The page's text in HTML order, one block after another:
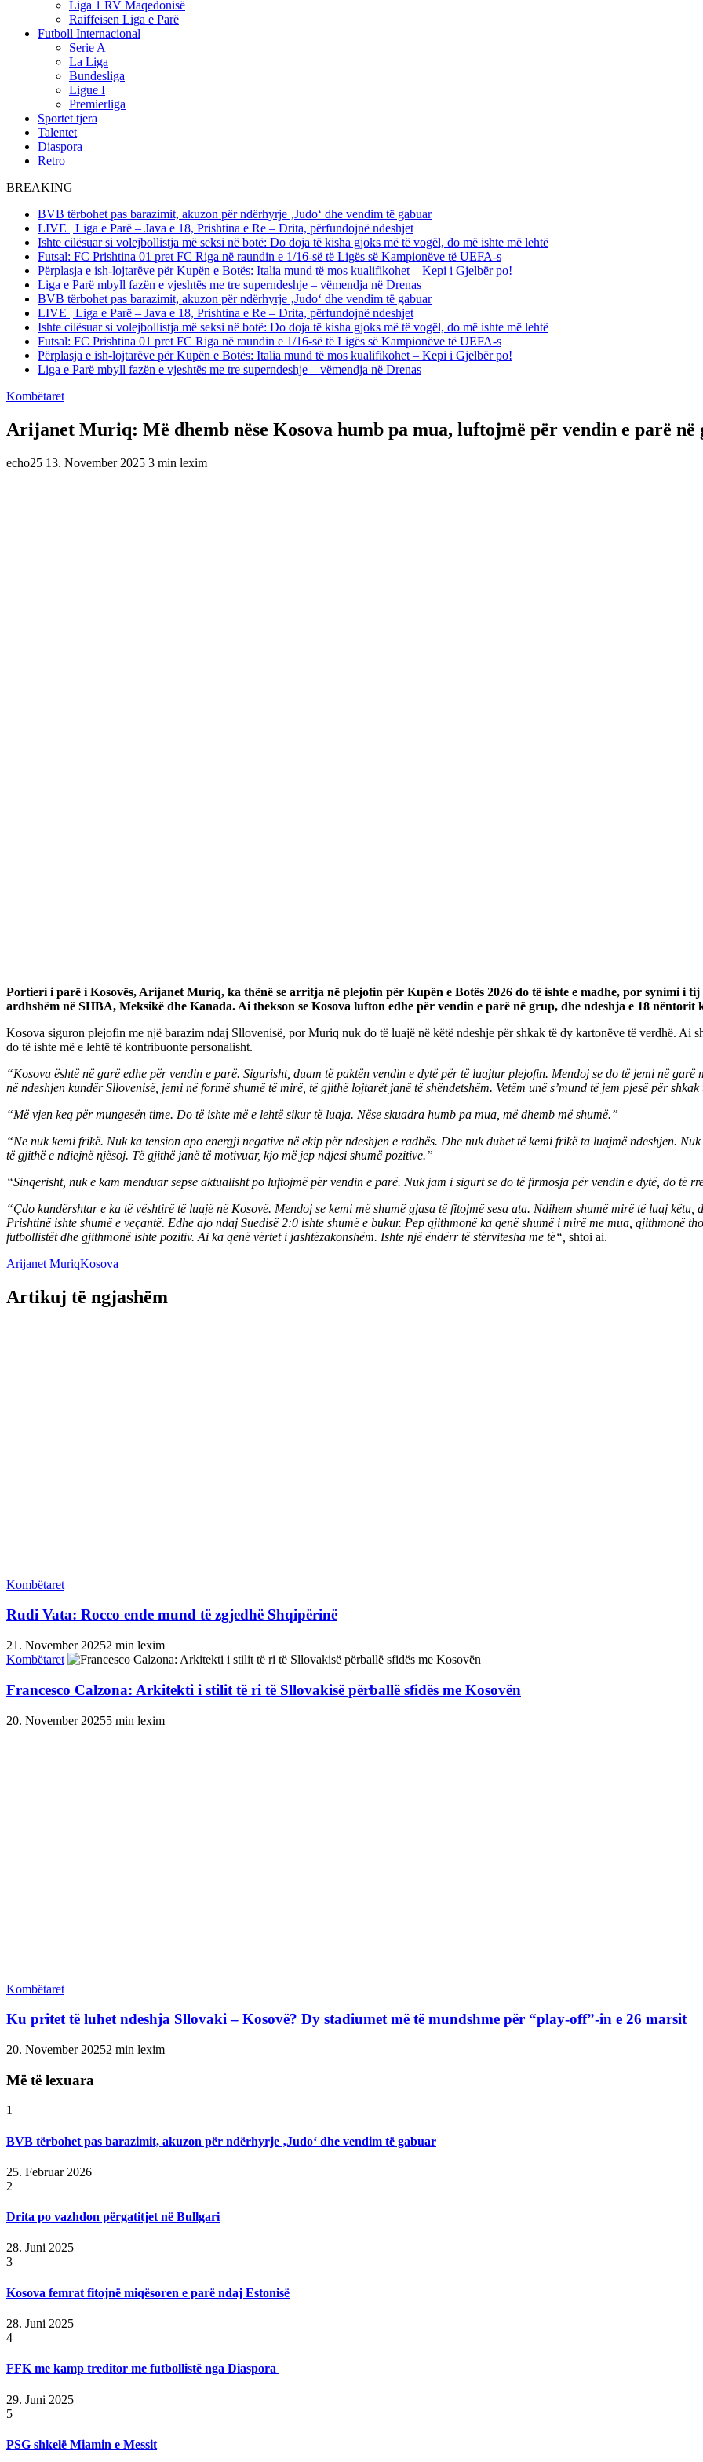
Liga 1 RV Maqedonisë
Raiffeisen Liga e Parë
Futboll Internacional
Serie A
La Liga
Bundesliga
Ligue I
Premierliga
Sportet tjera
Talentet
Diaspora
Retro
BREAKING
BVB tërbohet pas barazimit, akuzon për ndërhyrje ‚Judo‘ dhe vendim të gabuar
LIVE | Liga e Parë – Java e 18, Prishtina e Re – Drita, përfundojnë ndeshjet
Ishte cilësuar si volejbollistja më seksi në botë: Do doja të kisha gjoks më të vogël, do më ishte më lehtë
Futsal: FC Prishtina 01 pret FC Riga në raundin e 1/16-së të Ligës së Kampionëve të UEFA-s
Përplasja e ish-lojtarëve për Kupën e Botës: Italia mund të mos kualifikohet – Kepi i Gjelbër po!
Liga e Parë mbyll fazën e vjeshtës me tre superndeshje – vëmendja në Drenas
BVB tërbohet pas barazimit, akuzon për ndërhyrje ‚Judo‘ dhe vendim të gabuar
LIVE | Liga e Parë – Java e 18, Prishtina e Re – Drita, përfundojnë ndeshjet
Ishte cilësuar si volejbollistja më seksi në botë: Do doja të kisha gjoks më të vogël, do më ishte më lehtë
Futsal: FC Prishtina 01 pret FC Riga në raundin e 1/16-së të Ligës së Kampionëve të UEFA-s
Përplasja e ish-lojtarëve për Kupën e Botës: Italia mund të mos kualifikohet – Kepi i Gjelbër po!
Liga e Parë mbyll fazën e vjeshtës me tre superndeshje – vëmendja në Drenas
Kombëtaret
Arijanet Muriq: Më dhemb nëse Kosova humb pa mua, luftojmë për vendin e parë në
echo25 13. November 2025 3 min lexim
Portieri i parë i Kosovës, Arijanet Muriq, ka thënë se arritja në plejofin për Kupën e Botës 2026 do të ishte e madhe, por synimi i
ardhshëm në SHBA, Meksikë dhe Kanada. Ai thekson se Kosova lufton edhe për vendin e parë në grup, dhe ndeshja e 18
Kosova siguron plejofin me një barazim ndaj Sllovenisë, por Muriq nuk do të luajë në këtë ndeshje për shkak të dy kartonëve të verdhë. Ai
do të ishte më e lehtë të kontribuonte personalisht.
“Kosova është në garë edhe për vendin e parë. Sigurisht, duam të paktën vendin e dytë për të luajtur plejofin. Mendoj se do të jemi në
në ndeshjen kundër Sllovenisë, jemi në formë shumë të mirë, të gjithë lojtarët janë të shëndetshëm. Vetëm unë s’mund të jem pjesë për
“Më vjen keq për mungesën time. Do të ishte më e lehtë sikur të luaja. Nëse skuadra humb pa mua, më dhemb më shumë.”
“Ne nuk kemi frikë. Nuk ka tension apo energji negative në ekip për ndeshjen e radhës. Dhe nuk duhet të kemi frikë ta luajmë ndeshjen.
të gjithë e ndiejnë njësoj. Të gjithë janë të motivuar, kjo më jep ndjesi shumë pozitive.”
“Sinqerisht, nuk e kam menduar sepse aktualisht po luftojmë për vendin e parë. Nuk jam i sigurt se do të firmosja për vendin e dytë, do të
“Çdo kundërshtar e ka të vështirë të luajë në Kosovë. Mendoj se kemi më shumë gjasa të fitojmë sesa ata. Ndihem shumë mirë të luaj
Prishtinë ishte shumë e veçantë. Edhe ajo ndaj Suedisë 2:0 ishte shumë e bukur. Pep gjithmonë ka qenë shumë i mirë me mua, gjithmonë
futbollistët dhe gjithmonë ishte pozitiv. Ai ka qenë vërtet i jashtëzakonshëm. Ishte një ëndërr të stërvitesha me të“, shtoi ai.
Arijanet MuriqKosova
Artikuj të ngjashëm
Kombëtaret
Rudi Vata: Rocco ende mund të zgjedhë Shqipërinë
21. November 20252 min lexim
Kombëtaret
Francesco Calzona: Arkitekti i stilit të ri të Sllovakisë përballë sfidës me Kosovën
20. November 20255 min lexim
Kombëtaret
Ku pritet të luhet ndeshja Sllovaki – Kosovë? Dy stadiumet më të mundshme për “play-off”-in e 26 marsit
20. November 20252 min lexim
Më të lexuara
1
BVB tërbohet pas barazimit, akuzon për ndërhyrje ‚Judo‘ dhe vendim të gabuar
25. Februar 2026
2
Drita po vazhdon përgatitjet në Bullgari
28. Juni 2025
3
Kosova femrat fitojnë miqësoren e parë ndaj Estonisë
28. Juni 2025
4
FFK me kamp treditor me futbollistë nga Diaspora
29. Juni 2025
5
PSG shkelë Miamin e Messit